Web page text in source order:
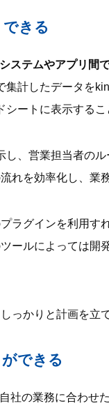
きる
ステムやアプリ間
集計したデータを
ートに表示するこ
し、営業担当者の
れを効率化し、業
ラグインを利用す
ールによっては
っかりと計画を立
できる
社の業務に合わせ